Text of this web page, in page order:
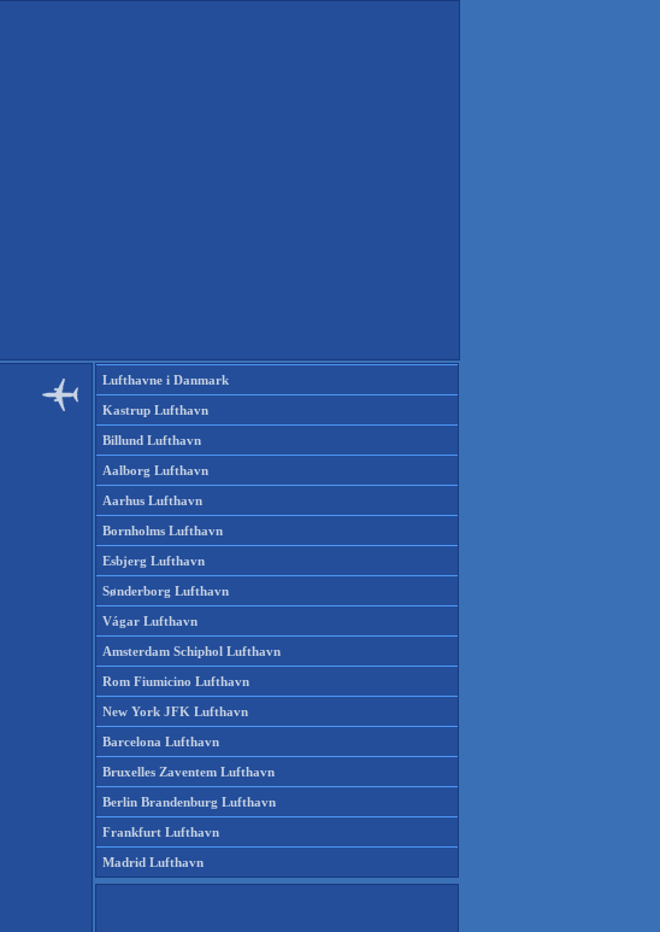
Lufthavne i Danmark
Kastrup Lufthavn
Billund Lufthavn
Aalborg Lufthavn
Aarhus Lufthavn
Bornholms Lufthavn
Esbjerg Lufthavn
Sønderborg Lufthavn
Vágar Lufthavn
Amsterdam Schiphol Lufthavn
Rom Fiumicino Lufthavn
New York JFK Lufthavn
Barcelona Lufthavn
Bruxelles Zaventem Lufthavn
Berlin Brandenburg Lufthavn
Frankfurt Lufthavn
Madrid Lufthavn